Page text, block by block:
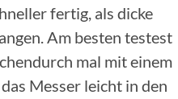
fertig, als dicke
Am besten testest
mal mit einem
Messer leicht in den